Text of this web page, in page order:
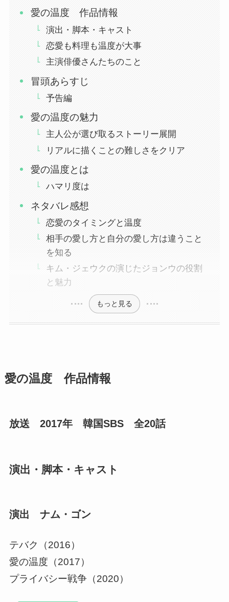
愛の温度 作品情報
演出・脚本・キャスト
恋愛も料理も温度が大事
主演俳優さんたちのこと
冒頭あらすじ
予告編
愛の温度の魅力
主人公が選び取るストーリー展開
リアルに描くことの難しさをクリア
愛の温度とは
ハマリ度は
ネタバレ感想
恋愛のタイミングと温度
相手の愛し方と自分の愛し方は違うこと
を知る
キム・ジェウクの演じたジョンウの役割
と魅力
もっと見る
愛の温度 作品情報
放送 2017年 韓国SBS 全20話
演出・脚本・キャスト
演出 ナム・ゴン
テバク（2016）
愛の温度（2017）
プライバシー戦争（2020）